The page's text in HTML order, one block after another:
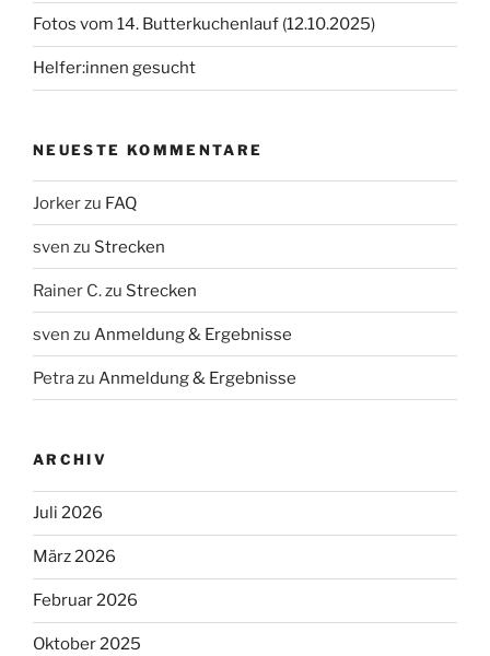
Fotos vom 14. Butterkuchenlauf (12.10.2025)
Helfer:innen gesucht
NEUESTE KOMMENTARE
Jorkerzu FAQ
sven zu Strecken
Rainer C.zu Strecken
sven zu Anmeldung & Ergebnisse
Petrazu Anmeldung & Ergebnisse
ARCHIV
Juli 2026
März 2026
Februar 2026
Oktober 2025